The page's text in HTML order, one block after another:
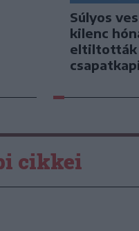
Súlyos
kilenc
eltiltották
cikkei